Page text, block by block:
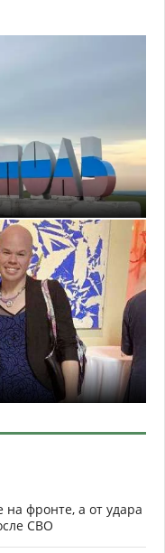
фронте, а от удара
СВО